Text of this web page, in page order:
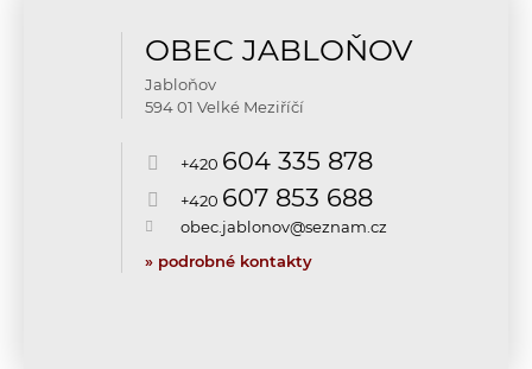
OBEC JABLOŇOV
Jabloňov
594 01 Velké Meziříčí
+420 604 335 878
+420 607 853 688
obec.jablonov@seznam.cz
» podrobné kontakty